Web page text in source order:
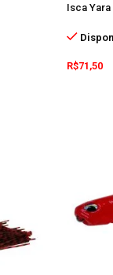
Isca Yara
R$71,50